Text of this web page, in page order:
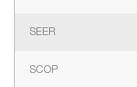
SEER
SCOP